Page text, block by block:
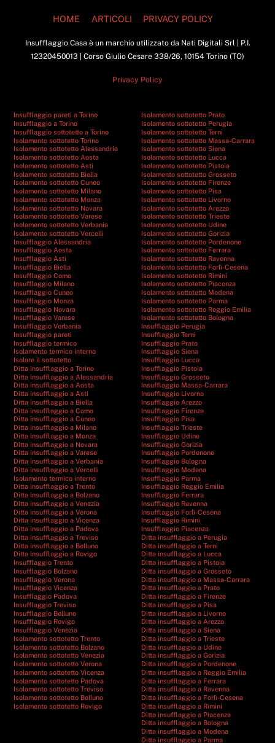
HOME
ARTICOLI PRIVACY POLICY
Insufflaggio Casa è un marchio utilizzato da Nati Digitali Srl | P.I.
12320450013 | Corso Giulio Cesare 338/26, 10154 Torino (TO)
Privacy Policy
Insufflaggio pareti a Torino
Insufflaggio a Torino
Insufflaggio sottotetto a Torino
Isolamento sottotetto Torino
Isolamento sottotetto Alessandria
Isolamento sottotetto Aosta
Isolamento sottotetto Asti
Isolamento sottotetto Biella
Isolamento sottotetto Cuneo
Isolamento sottotetto Milano
Isolamento sottotetto Monza
Isolamento sottotetto Novara
Isolamento sottotetto Varese
Isolamento sottotetto Verbania
Isolamento sottotetto Vercelli
Insufflaggio Alessandria
Insufflaggio Aosta
Insufflaggio Asti
Insufflaggio Biella
Insufflaggio Como
Insufflaggio Milano
Insufflaggio Cuneo
Insufflaggio Monza
Insufflaggio Novara
Insufflaggio Varese
Insufflaggio Verbania
Insufflaggio pareti
Insufflaggio termico
Isolamento termico interno
Isolare il sottotetto
Ditta insufflaggio a Torino
Ditta insufflaggio a Alessandria
Ditta insufflaggio a Aosta
Ditta insufflaggio a Asti
Ditta insufflaggio a Biella
Ditta insufflaggio a Como
Ditta insufflaggio a Cuneo
Ditta insufflaggio a Milano
Ditta insufflaggio a Monza
Ditta insufflaggio a Novara
Ditta insufflaggio a Varese
Ditta insufflaggio a Verbania
Ditta insufflaggio a Vercelli
Isolamento termico interno
Ditta insufflaggio a Trento
Ditta insufflaggio a Bolzano
Ditta insufflaggio a Venezia
Ditta insufflaggio a Verona
Ditta insufflaggio a Vicenza
Ditta insufflaggio a Padova
Ditta insufflaggio a Treviso
Ditta insufflaggio a Belluno
Ditta insufflaggio a Rovigo
Insufflaggio Trento
Insufflaggio Bolzano
Insufflaggio Verona
Insufflaggio Vicenza
Insufflaggio Padova
Insufflaggio Treviso
Insufflaggio Belluno
Insufflaggio Rovigo
Insufflaggio Venezia
Isolamento sottotetto Trento
Isolamento sottotetto Bolzano
Isolamento sottotetto Venezia
Isolamento sottotetto Verona
Isolamento sottotetto Vicenza
Isolamento sottotetto Padova
Isolamento sottotetto Treviso
Isolamento sottotetto Belluno
Isolamento sottotetto Rovigo
Isolamento sottotetto Prato
Isolamento sottotetto Perugia
Isolamento sottotetto Terni
Isolamento sottotetto Massa-Carrara
Isolamento sottotetto Siena
Isolamento sottotetto Lucca
Isolamento sottotetto Pistoia
Isolamento sottotetto Grosseto
Isolamento sottotetto Firenze
Isolamento sottotetto Pisa
Isolamento sottotetto Livorno
Isolamento sottotetto Arezzo
Isolamento sottotetto Trieste
Isolamento sottotetto Udine
Isolamento sottotetto Gorizia
Isolamento sottotetto Pordenone
Isolamento sottotetto Ferrara
Isolamento sottotetto Ravenna
Isolamento sottotetto Forlì-Cesena
Isolamento sottotetto Rimini
Isolamento sottotetto Piacenza
Isolamento sottotetto Modena
Isolamento sottotetto Parma
Isolamento sottotetto Reggio Emilia
Isolamento sottotetto Bologna
Insufflaggio Perugia
Insufflaggio Terni
Insufflaggio Prato
Insufflaggio Siena
Insufflaggio Lucca
Insufflaggio Pistoia
Insufflaggio Grosseto
Insufflaggio Massa-Carrara
Insufflaggio Livorno
Insufflaggio Arezzo
Insufflaggio Firenze
Insufflaggio Pisa
Insufflaggio Trieste
Insufflaggio Udine
Insufflaggio Gorizia
Insufflaggio Pordenone
Insufflaggio Bologna
Insufflaggio Modena
Insufflaggio Parma
Insufflaggio Reggio Emilia
Insufflaggio Ferrara
Insufflaggio Ravenna
Insufflaggio Forlì-Cesena
Insufflaggio Rimini
Insufflaggio Piacenza
Ditta insufflaggio a Perugia
Ditta insufflaggio a Terni
Ditta insufflaggio a Lucca
Ditta insufflaggio a Pistoia
Ditta insufflaggio a Grosseto
Ditta insufflaggio a Massa-Carrara
Ditta insufflaggio a Prato
Ditta insufflaggio a Firenze
Ditta insufflaggio a Pisa
Ditta insufflaggio a Livorno
Ditta insufflaggio a Arezzo
Ditta insufflaggio a Siena
Ditta insufflaggio a Trieste
Ditta insufflaggio a Udine
Ditta insufflaggio a Gorizia
Ditta insufflaggio a Pordenone
Ditta insufflaggio a Reggio Emilia
Ditta insufflaggio a Ferrara
Ditta insufflaggio a Ravenna
Ditta insufflaggio a Forlì-Cesena
Ditta insufflaggio a Rimini
Ditta insufflaggio a Piacenza
Ditta insufflaggio a Bologna
Ditta insufflaggio a Modena
Ditta insufflaggio a Parma